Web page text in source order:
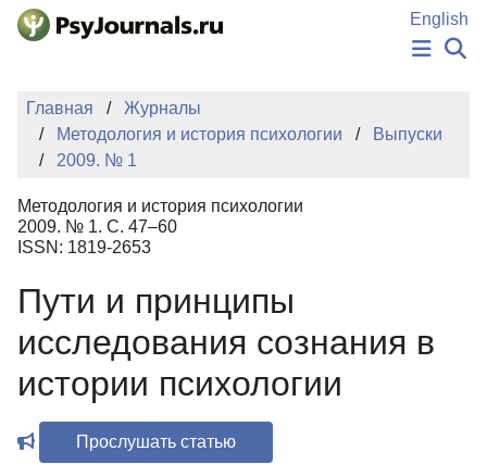
Перейти к основному содержанию
English
НОВОСТИ
АВТОРЫ
КЛЮЧЕВЫЕ СЛОВА
Регистрация
Главная
Журналы
Методология и история психологии
Выпуски
2009. № 1
Методология и история психологии
2009. № 1. С. 47–60
ISSN: 1819-2653
Пути и принципы
исследования сознания в
истории психологии
Прослушать статью